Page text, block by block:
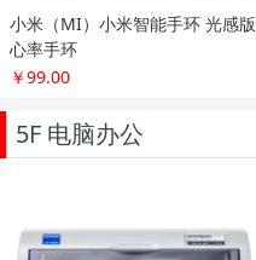
小米（MI）小米智能手环 光感版
心率手环
￥99.00
5F 电脑办公